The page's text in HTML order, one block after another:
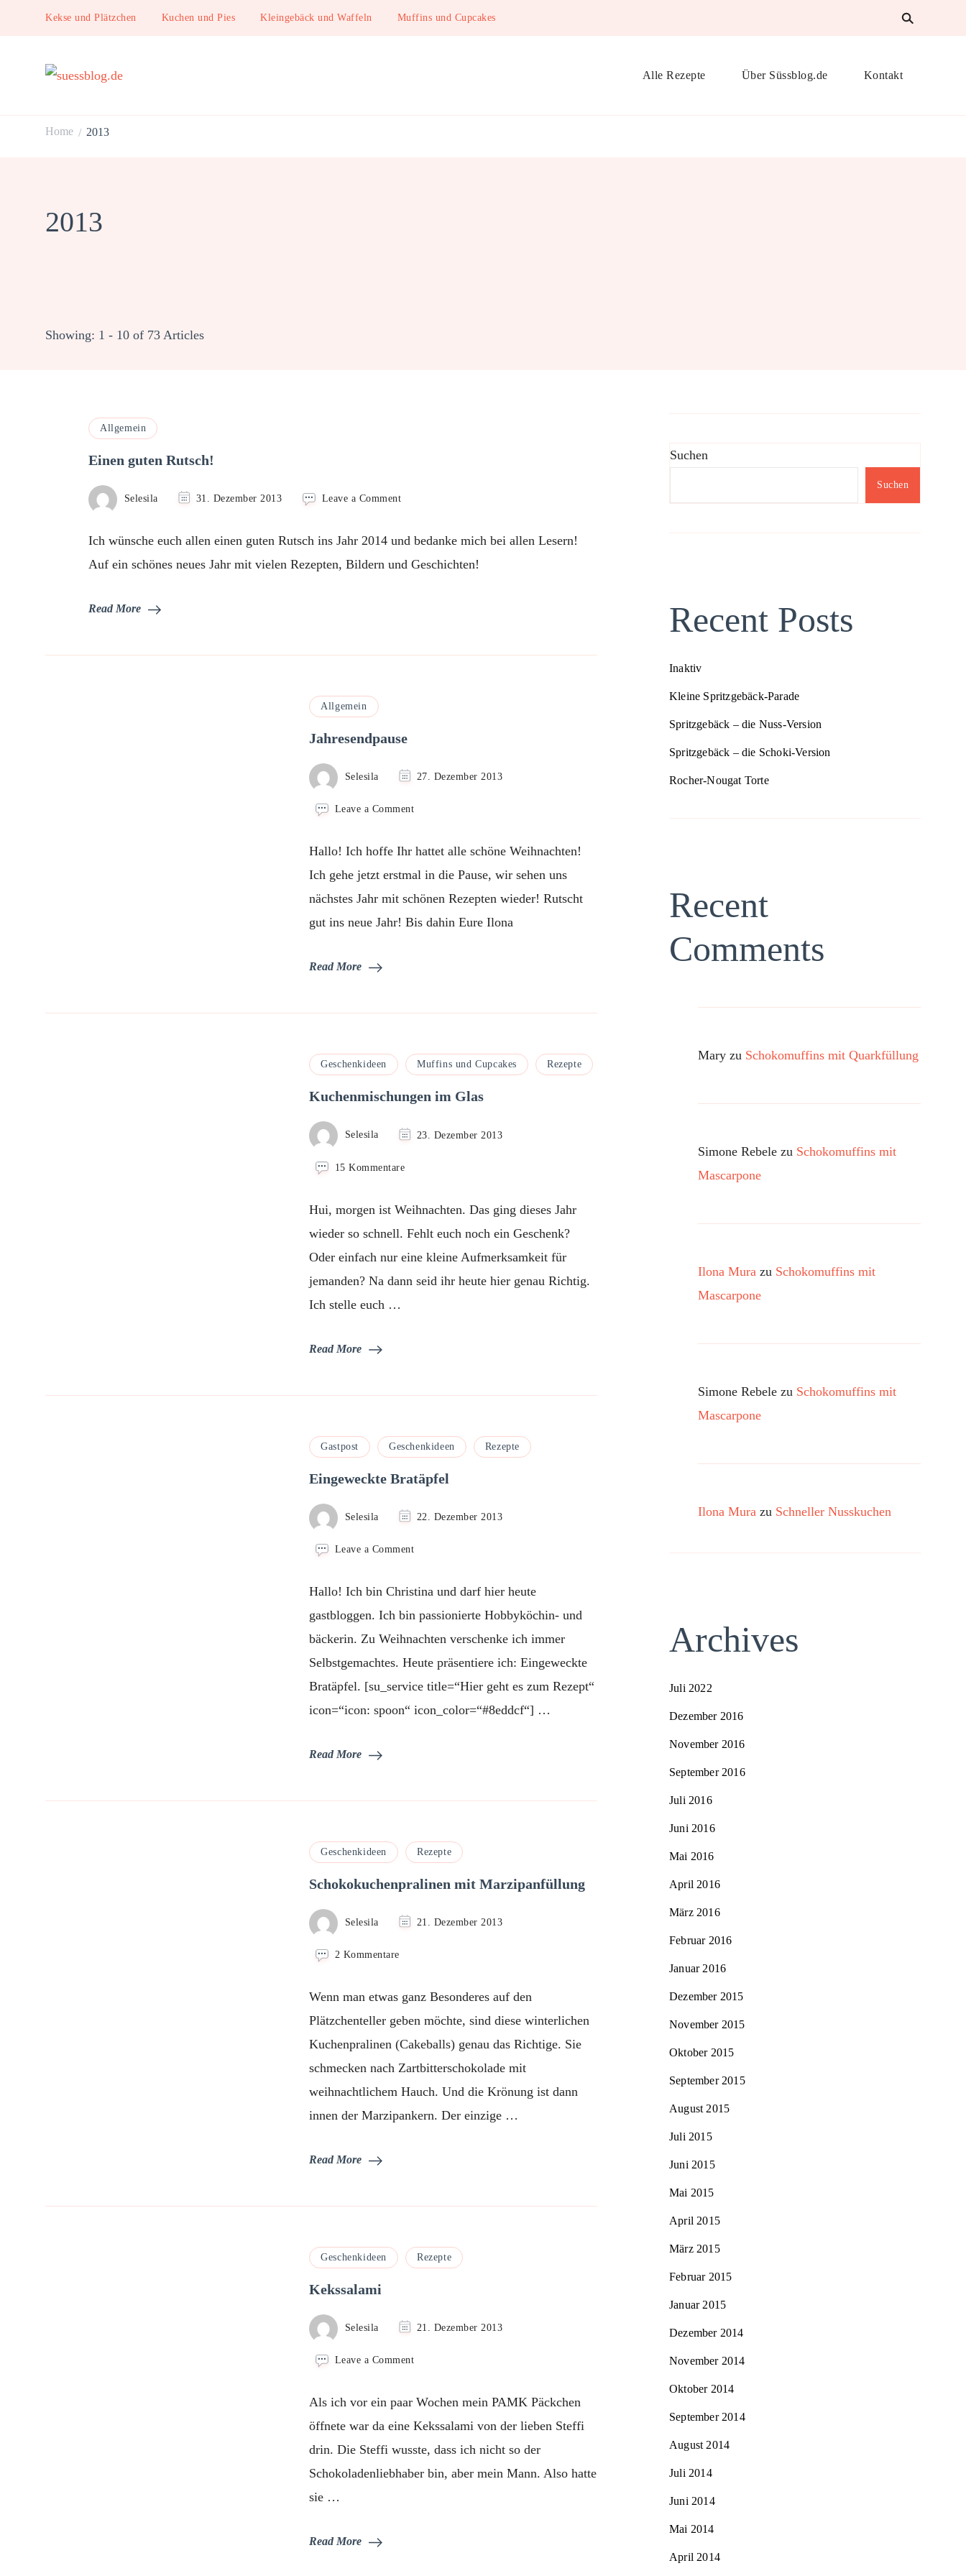
Kekse und Plätzchen Kuchen und Pies Kleingebäck und Waffeln Muffins und Cupcakes
Alle Rezepte Über Süssblog.de Kontakt
Home / 2013
2013
Showing: 1 - 10 of 73 Articles
Allgemein
Einen guten Rutsch!
Selesila 31. Dezember 2013 Leave a Commenton
Rutsch!
Ich wünsche euch allen einen guten Rutsch ins Jahr 2014 und bedanke mich bei allen Lesern!
Auf ein schönes neues Jahr mit vielen Rezepten, Bildern und Geschichten!
Read More
Allgemein
Jahresendpause
Selesila 27. Dezember 2013
Leave a Commenton
Hallo! Ich hoffe Ihr hattet alle schöne Weihnachten!
Ich gehe jetzt erstmal in die Pause, wir sehen uns
nächstes Jahr mit schönen Rezepten wieder! Rutscht
gut ins neue Jahr! Bis dahin Eure Ilona
Read More
Geschenkideen Muffins und Cupcakes Rezepte
Kuchenmischungen im Glas
Selesila 23. Dezember 2013
15 Kommentarezu
Glas
Hui, morgen ist Weihnachten. Das ging dieses Jahr
wieder so schnell. Fehlt euch noch ein Geschenk?
Oder einfach nur eine kleine Aufmerksamkeit für
jemanden? Na dann seid ihr heute hier genau Richtig.
Ich stelle euch …
Read More
Gastpost Geschenkideen Rezepte
Eingeweckte Bratäpfel
Selesila 22. Dezember 2013
Leave a Commenton
Hallo! Ich bin Christina und darf hier heute
gastbloggen. Ich bin passionierte Hobbyköchin- und
bäckerin. Zu Weihnachten verschenke ich immer
Selbstgemachtes. Heute präsentiere ich: Eingeweckte
Bratäpfel. [su_service title=“Hier geht es zum Rezept“
icon=“icon: spoon“ icon_color=“#8eddcf“] …
Read More
Geschenkideen Rezepte
Schokokuchenpralinen mit Marzipanfüllung
Selesila 21. Dezember 2013
2 Kommentarezu
Marzipanfüllung
Wenn man etwas ganz Besonderes auf den
Plätzchenteller geben möchte, sind diese winterlichen
Kuchenpralinen (Cakeballs) genau das Richtige. Sie
schmecken nach Zartbitterschokolade mit
weihnachtlichem Hauch. Und die Krönung ist dann
innen der Marzipankern. Der einzige …
Read More
Geschenkideen Rezepte
Kekssalami
Selesila 21. Dezember 2013
Leave a Commenton
Als ich vor ein paar Wochen mein PAMK Päckchen
öffnete war da eine Kekssalami von der lieben Steffi
drin. Die Steffi wusste, dass ich nicht so der
Schokoladenliebhaber bin, aber mein Mann. Also hatte
sie …
Read More
Suchen
Suchen
Recent Posts
Inaktiv
Kleine Spritzgebäck-Parade
Spritzgebäck – die Nuss-Version
Spritzgebäck – die Schoki-Version
Rocher-Nougat Torte
Recent
Comments
Mary zu Schokomuffins mit Quarkfüllung
Simone Rebele zu Schokomuffins mit
Mascarpone
Ilona Mura zu Schokomuffins mit
Mascarpone
Simone Rebele zu Schokomuffins mit
Mascarpone
Ilona Mura zu Schneller Nusskuchen
Archives
Juli 2022
Dezember 2016
November 2016
September 2016
Juli 2016
Juni 2016
Mai 2016
April 2016
März 2016
Februar 2016
Januar 2016
Dezember 2015
November 2015
Oktober 2015
September 2015
August 2015
Juli 2015
Juni 2015
Mai 2015
April 2015
März 2015
Februar 2015
Januar 2015
Dezember 2014
November 2014
Oktober 2014
September 2014
August 2014
Juli 2014
Juni 2014
Mai 2014
April 2014